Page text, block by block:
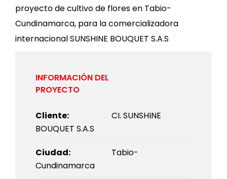
proyecto de cultivo de flores en Tabio-
Cundinamarca, para la comercializadora
internacional SUNSHINE BOUQUET S.A.S
Cliente:
CI. SUNSHINE
BOUQUET S.A.S
Ciudad:
Tabio-
Cundinamarca